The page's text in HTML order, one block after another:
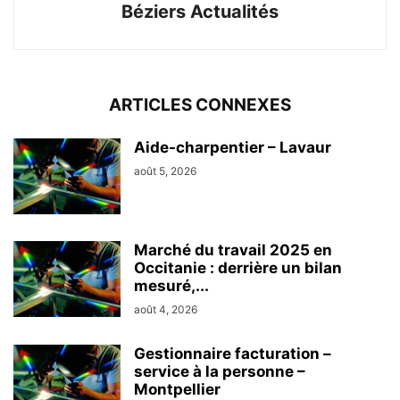
Béziers Actualités
ARTICLES CONNEXES
Aide-charpentier – Lavaur
août 5, 2026
Marché du travail 2025 en
Occitanie : derrière un bilan
mesuré,...
août 4, 2026
Gestionnaire facturation –
service à la personne –
Montpellier